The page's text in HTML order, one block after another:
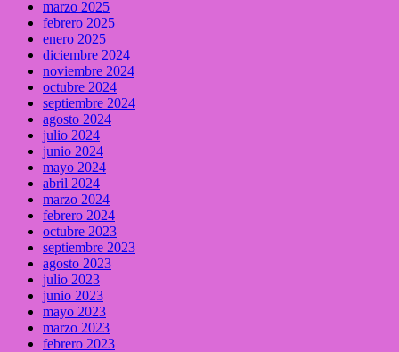
marzo 2025
febrero 2025
enero 2025
diciembre 2024
noviembre 2024
octubre 2024
septiembre 2024
agosto 2024
julio 2024
junio 2024
mayo 2024
abril 2024
marzo 2024
febrero 2024
octubre 2023
septiembre 2023
agosto 2023
julio 2023
junio 2023
mayo 2023
marzo 2023
febrero 2023